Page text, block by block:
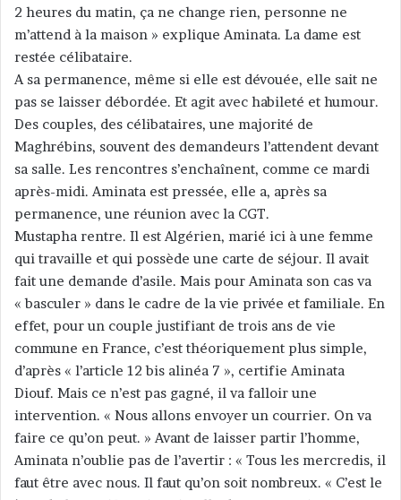
2 heures du matin, ça ne change rien, personne ne
m’attend à la maison » explique Aminata. La dame est
restée célibataire.
A sa permanence, même si elle est dévouée, elle sait ne
pas se laisser débordée. Et agit avec habileté et humour.
Des couples, des célibataires, une majorité de
Maghrébins, souvent des demandeurs l’attendent devant
sa salle. Les rencontres s’enchaînent, comme ce mardi
après-midi. Aminata est pressée, elle a, après sa
permanence, une réunion avec la CGT.
Mustapha rentre. Il est Algérien, marié ici à une femme
qui travaille et qui possède une carte de séjour. Il avait
fait une demande d’asile. Mais pour Aminata son cas va
« basculer » dans le cadre de la vie privée et familiale. En
effet, pour un couple justifiant de trois ans de vie
commune en France, c’est théoriquement plus simple,
d’après « l’article 12 bis alinéa 7 », certifie Aminata
Diouf. Mais ce n’est pas gagné, il va falloir une
intervention. « Nous allons envoyer un courrier. On va
faire ce qu’on peut. » Avant de laisser partir l’homme,
Aminata n’oublie pas de l’avertir : « Tous les mercredis, il
faut être avec nous. Il faut qu’on soit nombreux. « C’est le